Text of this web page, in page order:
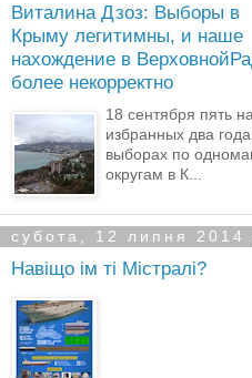
Виталина Дзоз: Выборы в
Крыму легитимны, и наше
нахождение в
более некорректно
18 сентября пять
избранных два
выборах по
округам в К...
субота, 12 липня 2014
Навiщо iм тi Мiстралi?